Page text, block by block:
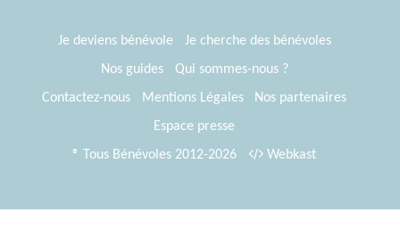
Je deviens bénévole
Je cherche des bénévoles
Nos guides
Qui sommes-nous ?
Contactez-nous
Mentions Légales
Nos partenaires
Espace presse
® Tous Bénévoles 2012-2026
Webkast